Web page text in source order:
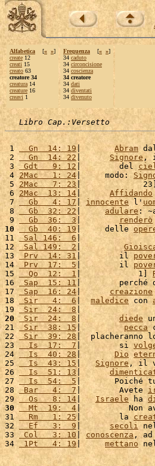
Alfabetica [« »]
create 12
creati 15
creato 63
creatore 34
creatura 14
creature 16
creavi 1
Frequenza [« »]
34 caduto
34 circoncisione
34 coscienza
34 creatore
34 dati
34 diventati
34 divenuto
Libro Cap.:Versetto
1
  Gn  14: 19
| Abram
2
  Gn  14: 22
| Signore ,
3 Gdt   9: 12 |        del
4 2Mac   1: 24|     modo:
5 2Mac   7: 23 |             23]
6 2Mac  13: 14 | Affidando
7
  Gb   4: 17
| innocente l'
8
  Gb  32: 22
| adulare :
9
  Gb  36:  3
| renderò
10
  Gb  40: 19
|     delle
11 Sal 146:  6 |
12
Sal 149:  2 |
13
Prv  14: 31|        il
14 Prv  17:  5 |        il
15
  Qo  12:  1
|            1]
16
Sap  15: 11 |        perché
17 Sap  16: 24| creazione
18
Sir   4:  6 | maledice con
19 Sir  24:  8 |
20 Sir  24:  8 | diede
21
Sir  38: 15| pecca
22 Sir  39: 28 |  placheranno
23
  Is  17:  7
|        si
24
  Is  40: 28
| Dio
25
  Is  43: 15
| Signore, il
26
  Is  51: 13
|
27
  Is  54:  5
|       Poiché
28 Bar   4:  7 |        Avete
29
  Os   8: 14
| Israele ha
30
  Mt  19:  4
|          Non
31
  Rm   1: 25
|        la
32
  Ef   3:  9
| secoli
33 Col   3: 10 | conoscenza,
34 1Pt   4: 19| mettano